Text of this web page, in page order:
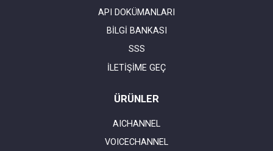
API DOKÜMANLARI
BİLGİ BANKASI
SSS
İLETİŞİME GEÇ
ÜRÜNLER
AICHANNEL
VOICECHANNEL